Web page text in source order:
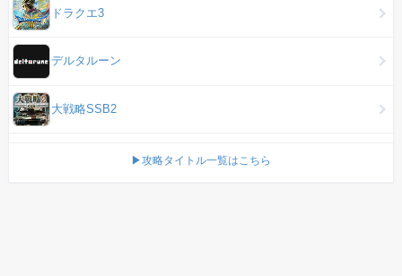
ドラクエ3
デルタルーン
大戦略SSB2
▶攻略タイトル一覧はこちら